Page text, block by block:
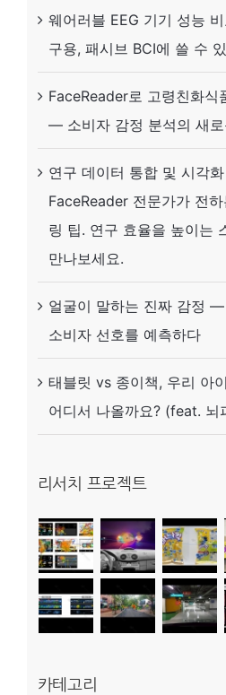
막
지
못
하
는
가?
웨어러블 EEG 기기 성능
구용, 패시브 BCI에 쓸 수
FaceReader로 고령친화식
— 소비자 감정 분석의 새로
연구 데이터 통합 및 시각
FaceReader 전문가가 전
링 팁. 연구 효율을 높이는
만나보세요.
얼굴이 말하는 진짜 감정
소비자 선호를 예측하다
태블릿 vs 종이책, 우리 아
어디서 나올까요? (feat. 뇌
리서치 프로젝트
카테고리